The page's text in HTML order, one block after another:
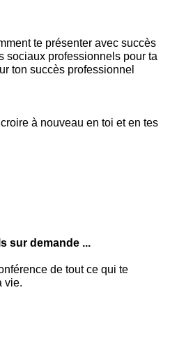
te présenter avec succès
sociaux professionnels pour ta
ton succès professionnel
à nouveau en toi et en tes
sur demande ...
de tout ce qui te
vie.